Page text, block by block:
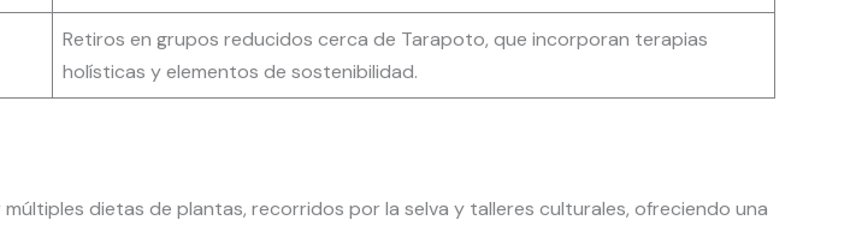
Retiros en grupos reducidos cerca de Tarapoto, que incorporan terapias
holísticas y elementos de sostenibilidad.
dietas de plantas, recorridos por la selva y talleres culturales, ofreciendo una